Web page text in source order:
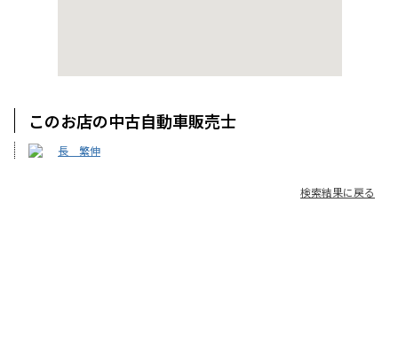
このお店の中古自動車販売士
長 繁伸
検索結果に戻る